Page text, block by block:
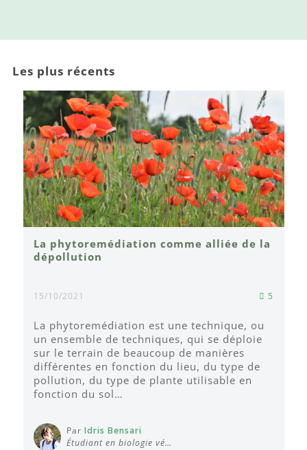
Les plus récents
La phytoremédiation comme alliée de la
dépollution
15/10/2021 5
La phytoremédiation est une technique, ou
un ensemble de techniques, qui se déploie
sur le terrain de beaucoup de manières
différentes en fonction du lieu, du type de
pollution, du type de plante utilisable en
fonction du sol…
Par Idris Bensari
Étudiant en biologie vé…